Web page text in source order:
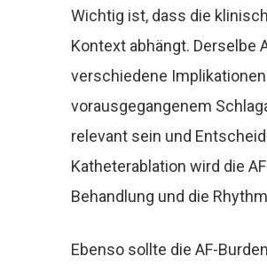
Wichtig ist, dass die
Kontext abhängt. Derselbe
verschiedene
vorausgegangenem
relevant sein und
Katheterablation wird die
Behandlung und die
Ebenso sollte die AF-